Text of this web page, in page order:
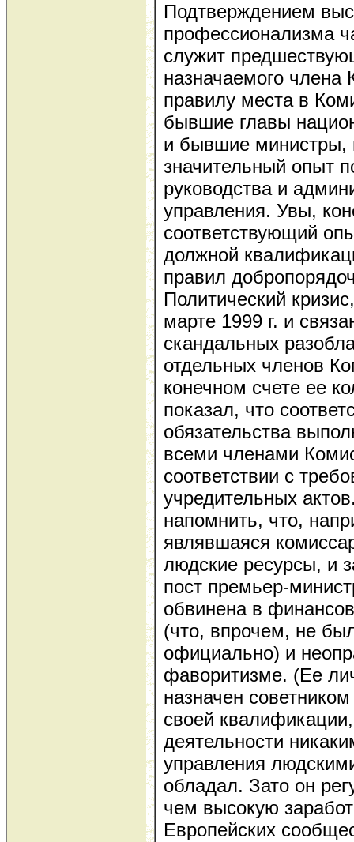
Подтверждением
профессионализма
служит
назначаемого
правилу места в
бывшие главы
и бывшие
значительный опыт
руководства и
управления. Увы,
соответствующий
должной
правил
Политический
марте 1999 г. и
скандальных
отдельных членов
конечном счете ее
показал, что
обязательства
всеми членами
соответствии с
учредительных
напомнить, что,
являвшаяся
людские ресурсы, и
пост премьер-
обвинена в
(что, впрочем, не
официально) и
фаворитизме. (Ее
назначен
своей
деятельности
управления
обладал. Зато он
чем высокую
Европейских